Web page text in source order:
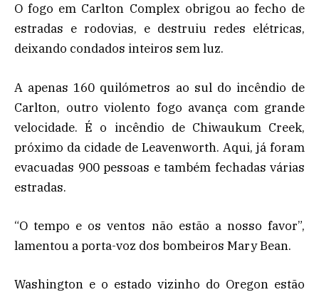
O fogo em Carlton Complex obrigou ao fecho de
estradas e rodovias, e destruiu redes elétricas,
deixando condados inteiros sem luz.
A apenas 160 quilómetros ao sul do incêndio de
Carlton, outro violento fogo avança com grande
velocidade. É o incêndio de Chiwaukum Creek,
próximo da cidade de Leavenworth. Aqui, já foram
evacuadas 900 pessoas e também fechadas várias
estradas.
“O tempo e os ventos não estão a nosso favor”,
lamentou a porta-voz dos bombeiros Mary Bean.
Washington e o estado vizinho do Oregon estão